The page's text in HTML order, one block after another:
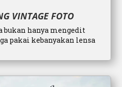
VINTAGE FOTO
bukan hanya mengedit
pakai kebanyakan lensa